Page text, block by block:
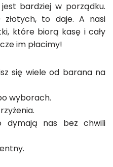
bardziej w porządku.
to daje. A nasi
które biorą kasę i cały
im płacimy!
się wiele od barana na
wyborach.
dymają nas bez chwili